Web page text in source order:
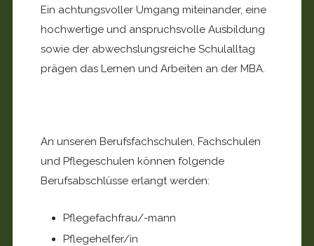
Ein achtungsvoller Umgang miteinander, eine
hochwertige und anspruchsvolle Ausbildung
sowie der abwechslungsreiche Schulalltag
prägen das Lernen und Arbeiten an der MBA.
An unseren Berufsfachschulen, Fachschulen
und Pflegeschulen können folgende
Berufsabschlüsse erlangt werden:
Pflegefachfrau/-mann
Pflegehelfer/in